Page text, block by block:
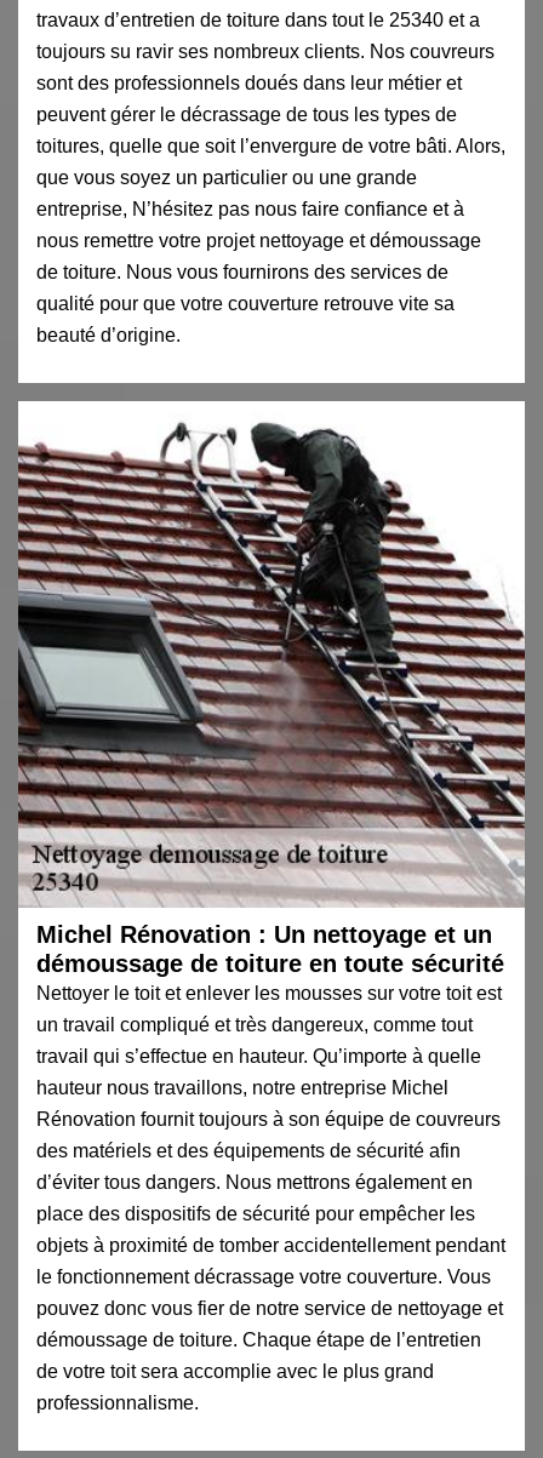
travaux d’entretien de toiture dans tout le 25340 et a
toujours su ravir ses nombreux clients. Nos couvreurs
sont des professionnels doués dans leur métier et
peuvent gérer le décrassage de tous les types de
toitures, quelle que soit l’envergure de votre bâti. Alors,
que vous soyez un particulier ou une grande
entreprise, N’hésitez pas nous faire confiance et à
nous remettre votre projet nettoyage et démoussage
de toiture. Nous vous fournirons des services de
qualité pour que votre couverture retrouve vite sa
beauté d’origine.
Michel Rénovation : Un nettoyage et un
démoussage de toiture en toute sécurité
Nettoyer le toit et enlever les mousses sur votre toit est
un travail compliqué et très dangereux, comme tout
travail qui s’effectue en hauteur. Qu’importe à quelle
hauteur nous travaillons, notre entreprise Michel
Rénovation fournit toujours à son équipe de couvreurs
des matériels et des équipements de sécurité afin
d’éviter tous dangers. Nous mettrons également en
place des dispositifs de sécurité pour empêcher les
objets à proximité de tomber accidentellement pendant
le fonctionnement décrassage votre couverture. Vous
pouvez donc vous fier de notre service de nettoyage et
démoussage de toiture. Chaque étape de l’entretien
de votre toit sera accomplie avec le plus grand
professionnalisme.